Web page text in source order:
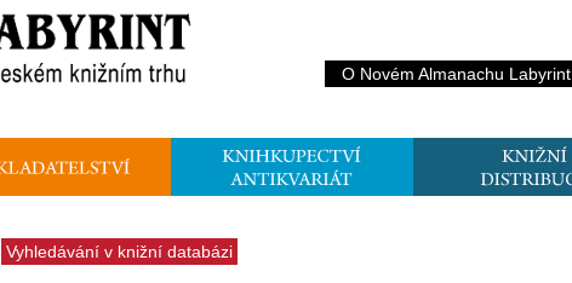
O Novém Almanachu Labyrint
Vyhledávání v knižní databázi